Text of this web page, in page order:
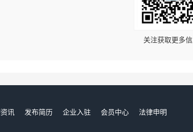
关注获取更多
讯 发布简历 企业入驻 会员中心
法律申明